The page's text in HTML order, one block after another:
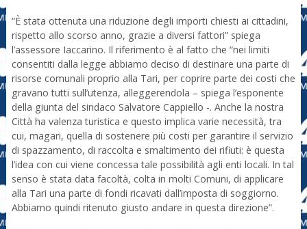
“È stata ottenuta una riduzione degli importi chiesti ai cittadini,
rispetto allo scorso anno, grazie a diversi fattori” spiega
l’assessore Iaccarino. Il riferimento è al fatto che “nei limiti
consentiti dalla legge abbiamo deciso di destinare una parte di
risorse comunali proprio alla Tari, per coprire parte dei costi che
gravano tutti sull’utenza, alleggerendola – spiega l’esponente
della giunta del sindaco Salvatore Cappiello -. Anche la nostra
Città ha valenza turistica e questo implica varie necessità, tra
cui, magari, quella di sostenere più costi per garantire il servizio
di spazzamento, di raccolta e smaltimento dei rifiuti: è questa
l’idea con cui viene concessa tale possibilità agli enti locali. In tal
senso è stata data facoltà, colta in molti Comuni, di applicare
alla Tari una parte di fondi ricavati dall’imposta di soggiorno.
Abbiamo quindi ritenuto giusto andare in questa direzione”.